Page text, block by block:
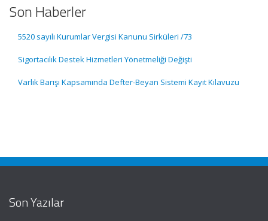
Son Haberler
5520 sayılı Kurumlar Vergisi Kanunu Sirküleri /73
Sigortacılık Destek Hizmetleri Yönetmeliği Değişti
Varlık Barışı Kapsamında Defter-Beyan Sistemi Kayıt Kılavuzu
Son Yazılar